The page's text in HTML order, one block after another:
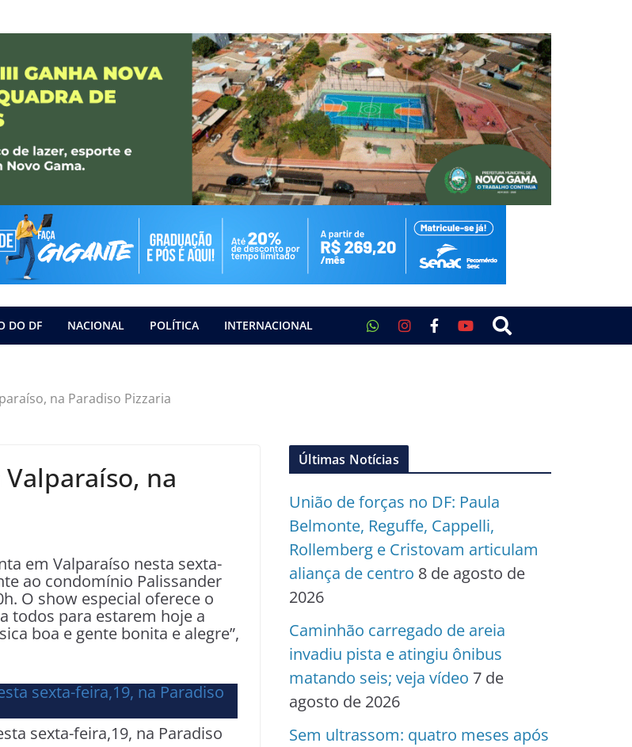
DO DF NACIONAL POLÍTICA INTERNACIONAL
na Paradiso Pizzaria
na
em Valparaíso nesta sexta-
ao condomínio Palissander
O show especial oferece o
todos para estarem hoje a
boa e gente bonita e alegre”,
sexta-feira,19, na Paradiso
Últimas Notícias
União de forças no DF: Paula
Belmonte, Reguffe, Cappelli,
Rollemberg e Cristovam articulam
aliança de centro 8 de agosto de
2026
Caminhão carregado de areia
invadiu pista e atingiu ônibus
matando seis; veja vídeo 7 de
agosto de 2026
Sem ultrassom: quatro meses após